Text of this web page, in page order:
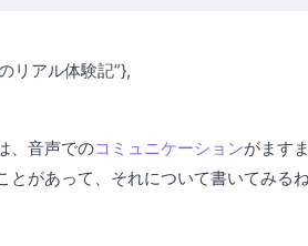
リアル体験記”},
、音声でのコミュニケーションがます
とがあって、それについて書いてみる